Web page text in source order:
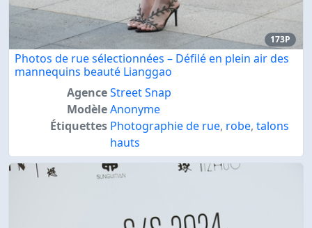
173P
Photos de rue sélectionnées – Défilé en plein air des
mannequins beauté Lianggao
AgenceStreet Snap
ModèleAnonyme
Étiquettes Photographie de rue, robe, talons
hauts